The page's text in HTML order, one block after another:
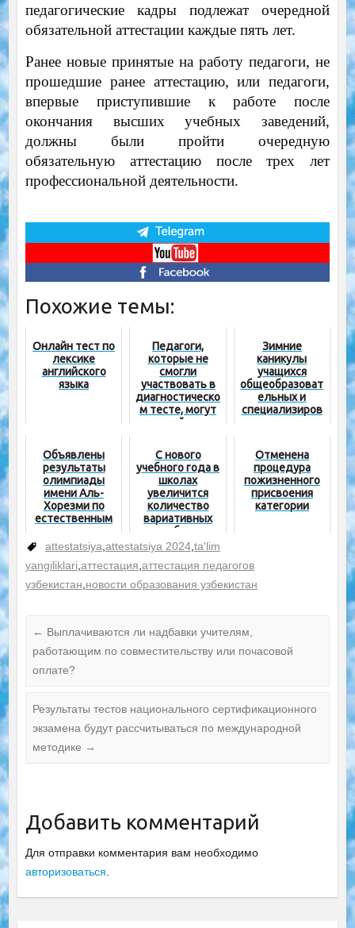
педагогические кадры подлежат очередной
обязательной аттестации каждые пять лет.
Ранее новые принятые на работу педагоги, не
прошедшие ранее аттестацию, или педагоги,
впервые приступившие к работе после
окончания высших учебных заведений,
должны были пройти очередную
обязательную аттестацию после трех лет
профессиональной деятельности.
Похожие темы:
Онлайн тест по
лексике
английского
языка
Педагоги,
которые не
смогли
участвовать в
диагностическо
м тесте, могут
пройти
тестирование
Зимние
каникулы
учащихся
общеобразоват
ельных и
специализиров
продлены
Объявлены
результаты
олимпиады
имени Аль-
Хорезми по
естественным
учащихся 7-х
классов
С нового
учебного года в
школах
увеличится
количество
вариативных
учебных
программ
Отменена
процедура
пожизненного
присвоения
категории
attestatsiya,attestatsiya 2024,ta'lim
yangiliklari,аттестация,аттестация педагогов
узбекистан,новости образования узбекистан
← Выплачиваются ли надбавки учителям,
работающим по совместительству или почасовой
оплате?
Результаты тестов национального сертификационного
экзамена будут рассчитываться по международной
методике →
Добавить комментарий
Для отправки комментария вам необходимо
авторизоваться.